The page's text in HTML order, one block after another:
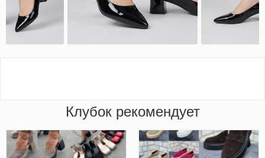
Клубок рекомендует